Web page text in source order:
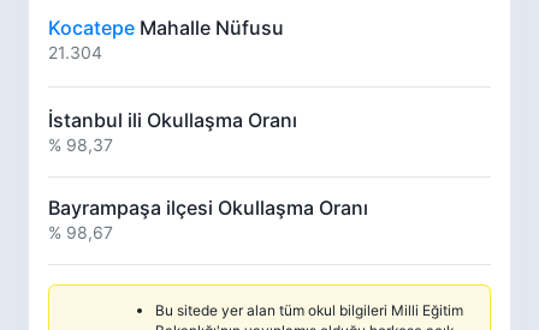
Kocatepe Mahalle Nüfusu
21.304
İstanbul ili Okullaşma Oranı
% 98,37
Bayrampaşa ilçesi Okullaşma Oranı
% 98,67
Bu sitede yer alan tüm okul bilgileri Milli Eğitim